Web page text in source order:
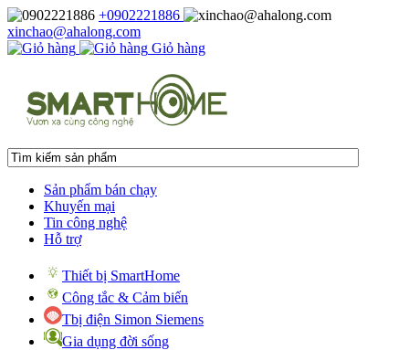
+0902221886
xinchao@ahalong.com
Giỏ hàng
Sản phẩm bán chạy
Khuyến mại
Tin công nghệ
Hỗ trợ
Thiết bị SmartHome
Công tắc & Cảm biến
Tbị điện Simon Siemens
Gia dụng đời sống